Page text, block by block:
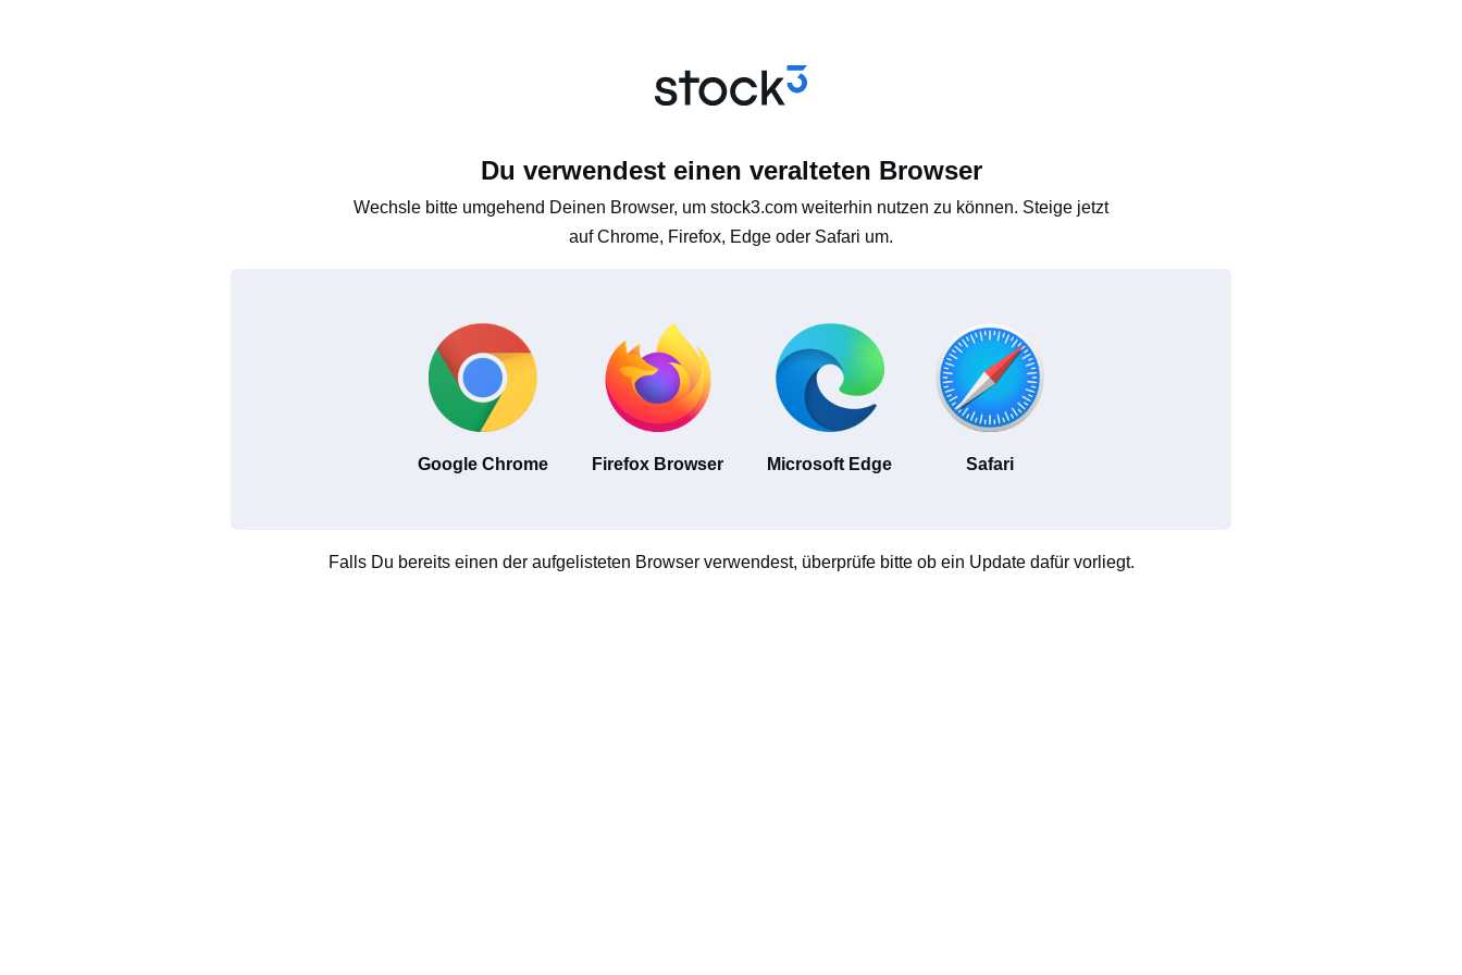
Du verwendest einen veralteten Browser
Wechsle bitte umgehend Deinen Browser, um stock3.com weiterhin nutzen zu können. Steige jetzt
auf Chrome, Firefox, Edge oder Safari um.
Google Chrome Firefox Browser Microsoft Edge Safari
Falls Du bereits einen der aufgelisteten Browser verwendest, überprüfe bitte ob ein Update dafür vorliegt.